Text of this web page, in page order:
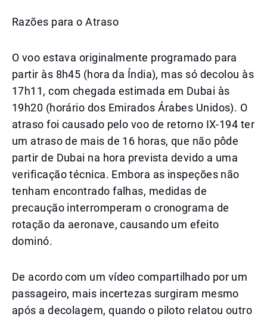
Razões para o Atraso
O voo estava originalmente programado para
partir às 8h45 (hora da Índia), mas só decolou às
17h11, com chegada estimada em Dubai às
19h20 (horário dos Emirados Árabes Unidos). O
atraso foi causado pelo voo de retorno IX-194 ter
um atraso de mais de 16 horas, que não pôde
partir de Dubai na hora prevista devido a uma
verificação técnica. Embora as inspeções não
tenham encontrado falhas, medidas de
precaução interromperam o cronograma de
rotação da aeronave, causando um efeito
dominó.
De acordo com um vídeo compartilhado por um
passageiro, mais incertezas surgiram mesmo
após a decolagem, quando o piloto relatou outro